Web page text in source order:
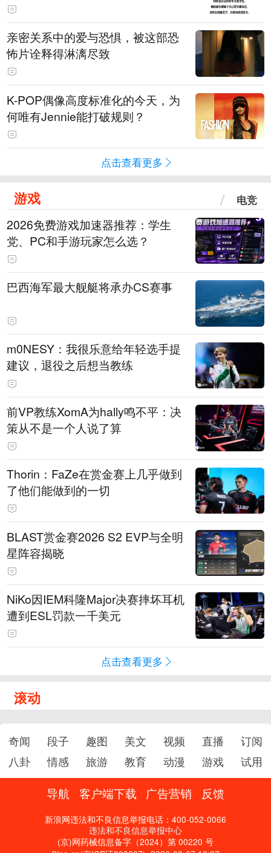
亲密关系中的爱与恐惧，被这部恐
怖片诠释得淋漓尽致
K-POP偶像高度标准化的今天，为
何唯有Jennie能打破规则？
点击查看更多
游戏 电竞
2026免费游戏加速器推荐：学生
党、PC和手游玩家怎么选？
巴西海军最大舰艇将承办CS赛事
m0NESY：我很乐意给年轻选手提
建议，退役之后想当教练
前VP教练XomA为hally鸣不平：决
策从不是一个人说了算
Thorin：FaZe在赏金赛上几乎做到
了他们能做到的一切
BLAST赏金赛2026 S2 EVP与全明
星阵容揭晓
NiKo因IEM科隆Major决赛摔坏耳机
遭到ESL罚款一千美元
点击查看更多
滚动
奇闻 段子 趣图 美文 视频 直播
订阅
八卦
情感 旅游 教育 动漫 游戏 试用
导航 客户端下载 广告营销 反馈
新浪网违法和不良信息举报电话：400-052-0066
违法和不良信息举报中心
(京)网药械信息备字（2024）第 00220 号